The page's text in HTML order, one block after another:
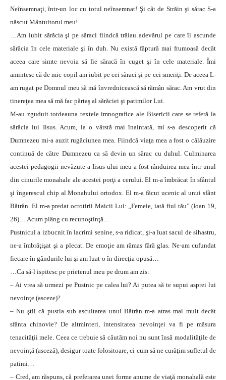
Neînsemnaţi, într-un loc cu totul neînsemnat! Şi cât de Străin şi sărac S-a
născut Mântuitorul meu!…
…Am iubit sărăcia şi pe săraci fiindcă trăiau adevărul pe care îl ascunde
sărăcia în cele materiale şi în duh. Nu există făptură mai frumoasă decât
aceea care simte nevoia să fie săracă în cuget şi în cele materiale. Îmi
amintesc că de mic copil am iubit pe cei săraci şi pe cei smeriţi. De aceea L-
am rugat pe Domnul meu să mă învrednicească să rămân sărac. Am vrut din
tinereţea mea să mă fac părtaş al sărăciei şi patimilor Lui.
M-au zguduit totdeauna textele imnografice ale Bisericii care se referă la
sărăcia lui Iisus. Acum, la o vârstă mai înaintată, mi s-a descoperit că
Dumnezeu mi-a auzit rugăciunea mea. Fiindcă viaţa mea a fost o călăuzire
continuă de către Dumnezeu ca să devin un sărac cu duhul. Culminarea
acestei pedagogii nevăzute a Iisus-ului meu a fost rânduirea mea într-unul
din cinurile monahale ale acestei porţi a cerului. El m-a îmbrăcat în sfântul
şi îngerescul chip al Monahului ortodox. El m-a făcut ucenic al unui sfânt
Bătrân. El m-a predat ocrotirii Maicii Lui: „Femeie, iată fiul tău” (Ioan 19,
26)… Acum plâng cu recunoştinţă…
Pustnicul a izbucnit în lacrimi senine, s-a ridicat, şi-a luat sacul de sihastru,
ne-a îmbrăţişat şi a plecat. De emoţie am rămas fără glas. Ne-am cufundat
fiecare în gândurile lui şi am luat-o în direcţia opusă…
…Ca să-l ispitesc pe prietenul meu pe drum am zis:
– Ai vrea să urmezi pe Pustnic pe calea lui? Ai putea să te supui asprei lui
nevoinţe (asceze)?
– Nu ştii că pustia sub ascultarea unui Bătrân m-a atras mai mult decât
sfânta chinovie? De altminteri, intensitatea nevoinţei va fi pe măsura
tenacităţii mele. Ceea ce trebuie să căutăm noi nu sunt însă modalităţile de
nevoinţă (asceză), desigur toate folositoare, ci cum să ne curăţim sufletul de
patimi…
– Cred, am răspuns, că preferarea unei forme anume de viaţă monahală este